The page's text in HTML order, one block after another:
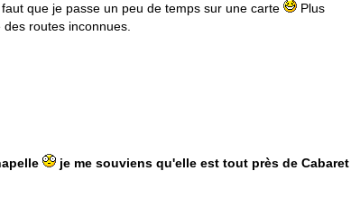
que je passe un peu de temps sur une carte
Plus
routes inconnues.
je me souviens qu'elle est tout près de Cabaret